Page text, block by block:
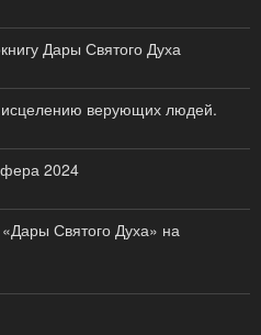
Дары Святого Духа
исцелению верующих людей.
2024
Святого Духа» на